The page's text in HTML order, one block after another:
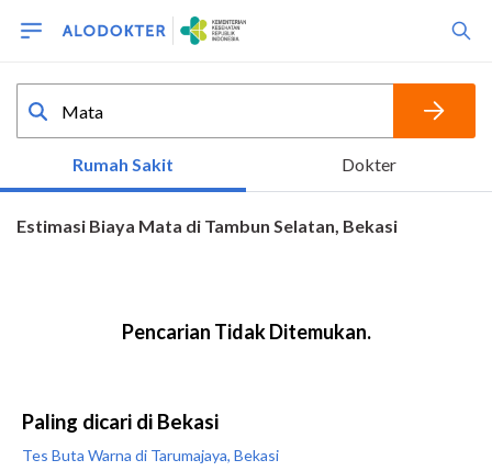
Paling dicari di Bekasi
Tes Buta Warna di Tarumajaya, Bekasi